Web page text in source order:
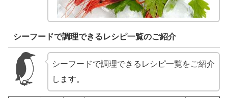
シーフードで調理できるレシピ一覧のご紹介
シーフードで調理できるレシピ一覧をご紹介
します。